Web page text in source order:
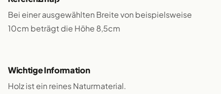
Bei einer ausgewählten Breite von beispielsweise
10cm beträgt die Höhe 8,5cm
Wichtige Information
Holz ist ein reines Naturmaterial.